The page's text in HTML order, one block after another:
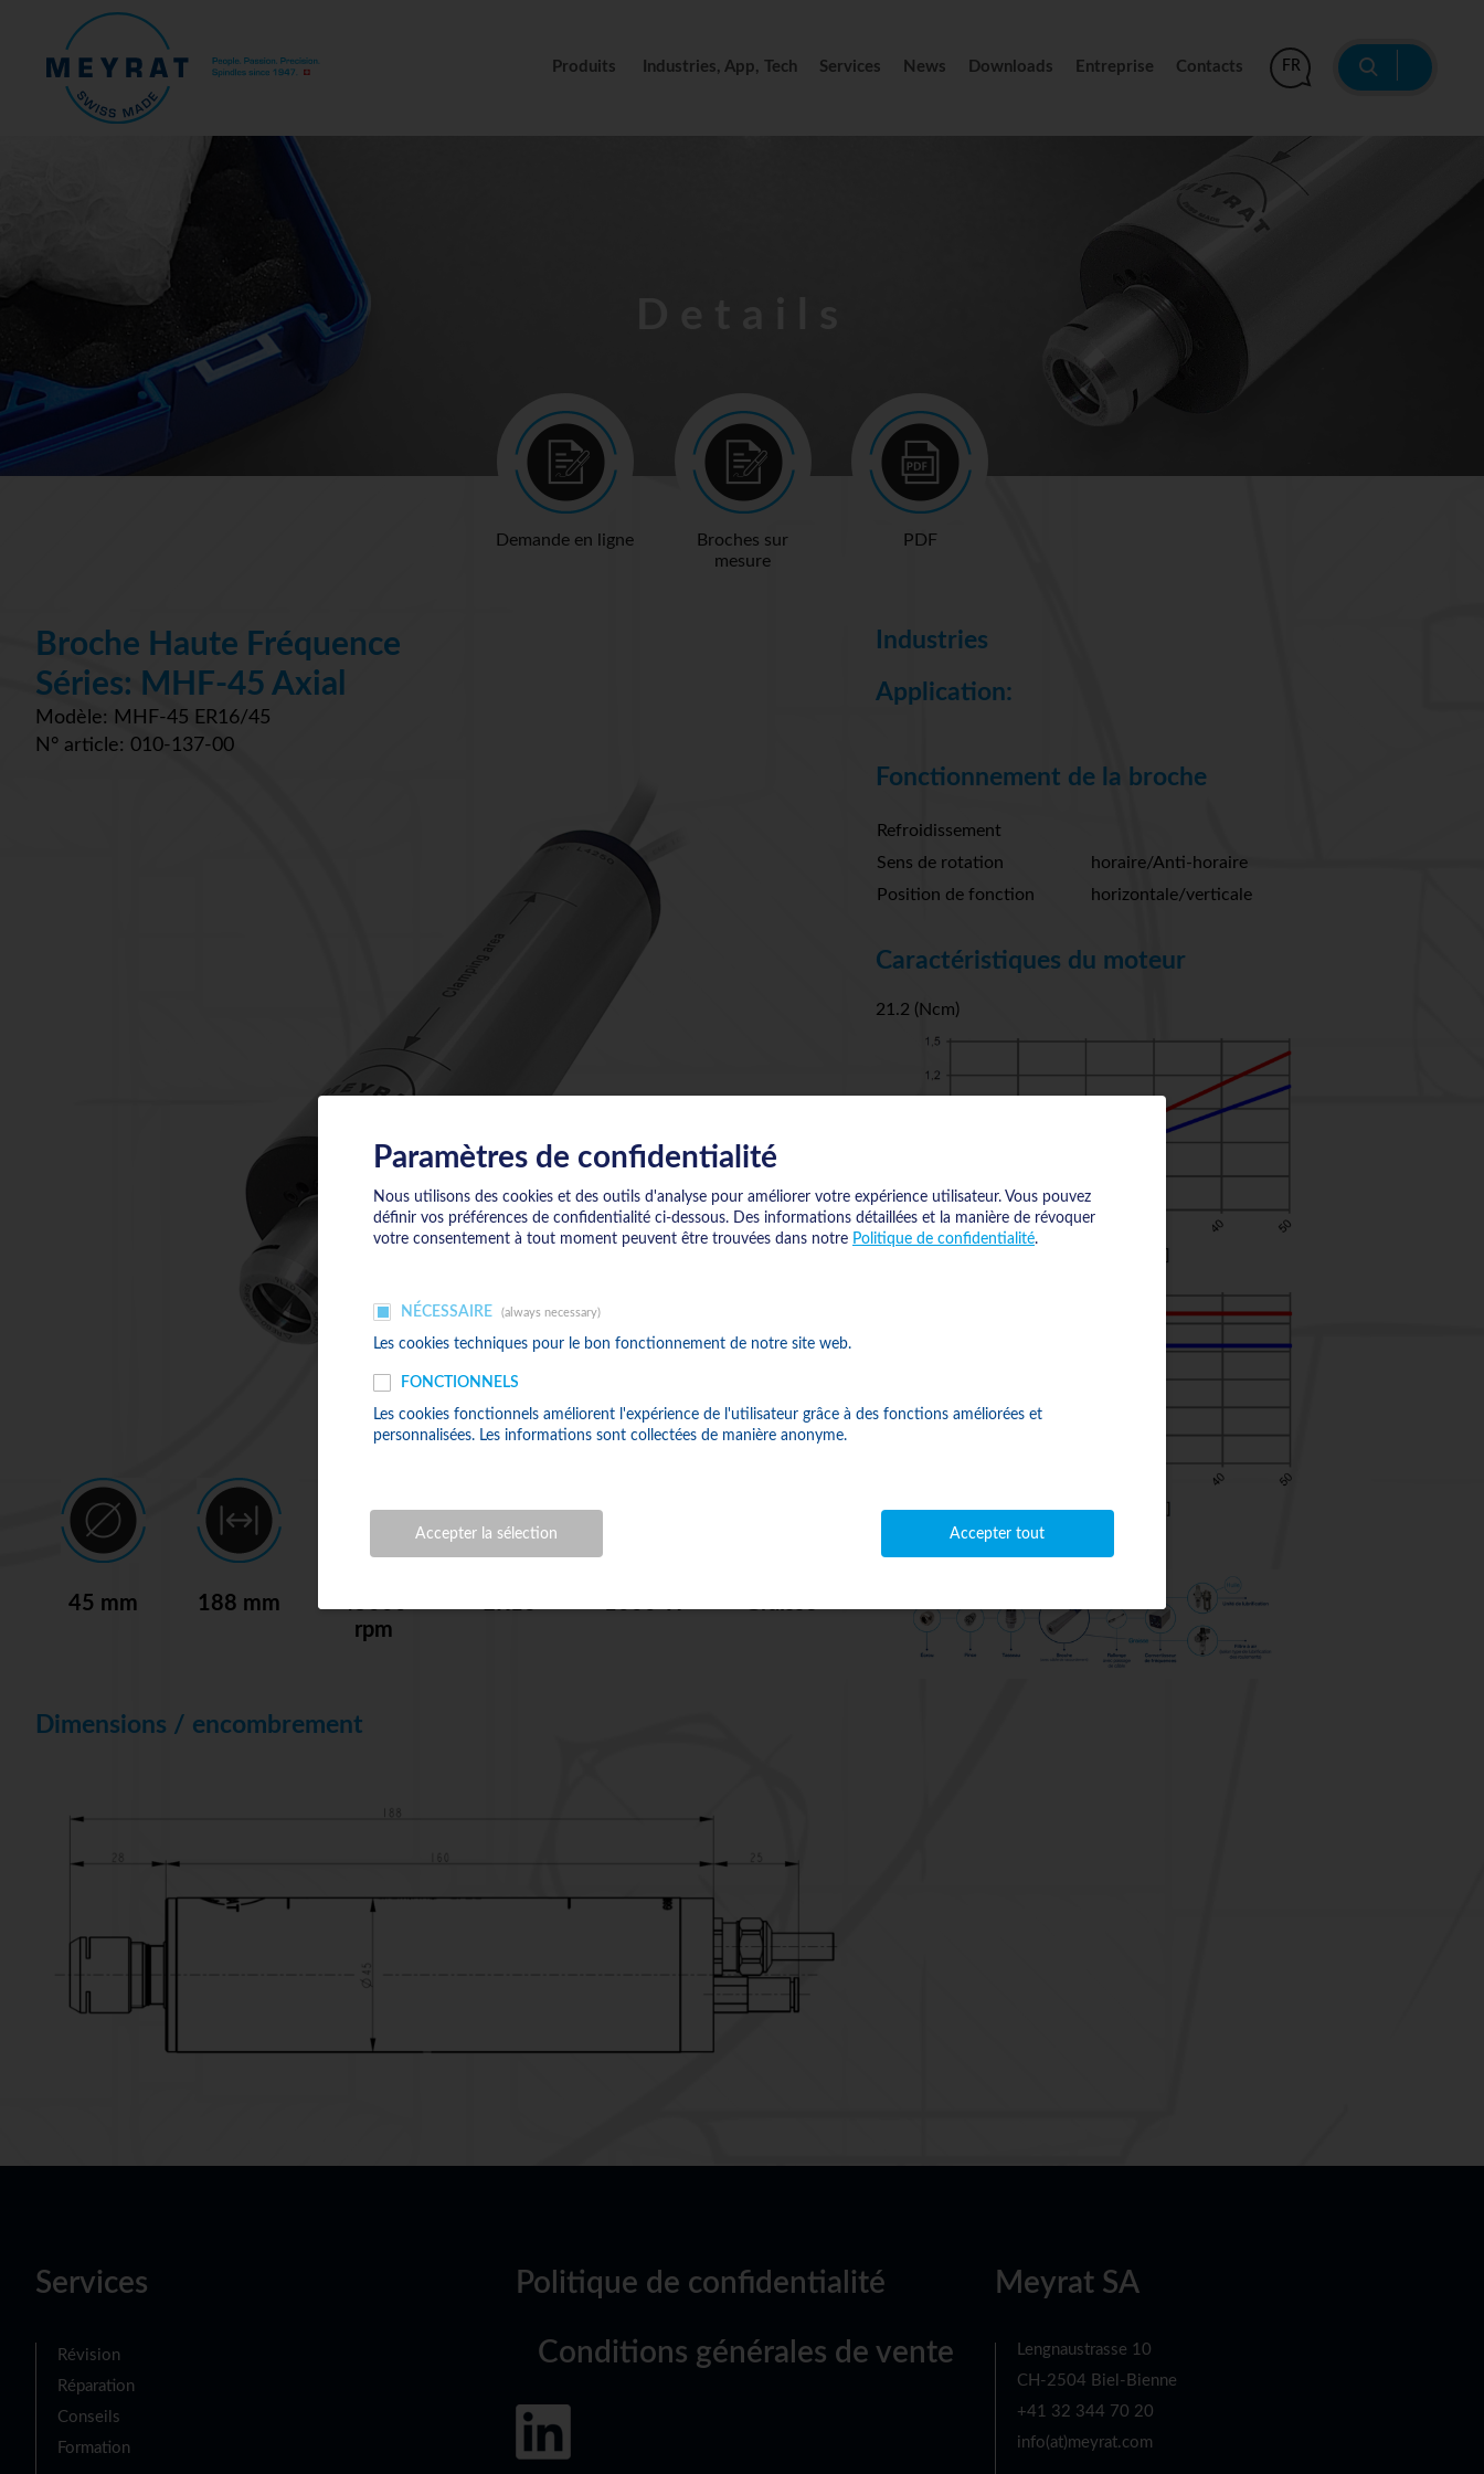
Produits Industries, App, Tech Services News Downloads Entreprise Contacts FR
Demande en ligne
Broches sur
mesure
PDF
Broche Haute Fréquence
Séries: MHF-45 Axial
Modèle: MHF-45 ER16/45
N° article: 010-137-00
45 mm 188 mm
45000
rpm
ER16 1000 W Graisse
Dimensions / encombrement
Industries
Application:
Fonctionnement de la broche
Refroidissement
Sens de rotation
horaire/Anti-horaire
Position de fonction
horizontale/verticale
Caractéristiques du moteur
21.2 (Ncm)
Services
Révision
Réparation
Conseils
Formation
Politique de confidentialité
Conditions générales de vente
Meyrat SA
Lengnaustrasse 10
CH-2504 Biel-Bienne
+41 32 344 70 20
info(at)meyrat.com
Paramètres de confidentialité
Nous utilisons des cookies et des outils d'analyse pour améliorer votre expérience utilisateur. Vous pouvez
définir vos préférences de confidentialité ci-dessous. Des informations détaillées et la manière de révoquer
votre consentement à tout moment peuvent être trouvées dans notre Politique de confidentialité.
NÉCESSAIRE (always necessary)
Les cookies techniques pour le bon fonctionnement de notre site web.
FONCTIONNELS
Les cookies fonctionnels améliorent l'expérience de l'utilisateur grâce à des fonctions améliorées et
personnalisées. Les informations sont collectées de manière anonyme.
Accepter la sélection Accepter tout